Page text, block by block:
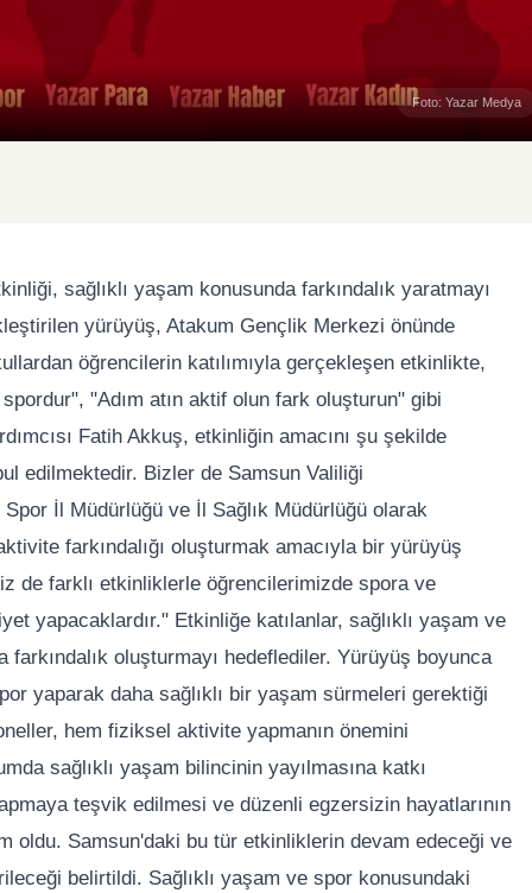
Foto: Yazar Medya
sağlıklı yaşam konusunda farkındalık yaratmayı
yürüyüş, Atakum Gençlik Merkezi önünde
öğrencilerin katılımıyla gerçekleşen etkinlikte,
"Adım atın aktif olun fark oluşturun" gibi
Fatih Akkuş, etkinliğin amacını şu şekilde
edilmektedir. Bizler de Samsun Valiliği
İl Müdürlüğü ve İl Sağlık Müdürlüğü olarak
farkındalığı oluşturmak amacıyla bir yürüyüş
de farklı etkinliklerle öğrencilerimizde spora ve
yapacaklardır." Etkinliğe katılanlar, sağlıklı yaşam ve
oluşturmayı hedeflediler. Yürüyüş boyunca
yaparak daha sağlıklı bir yaşam sürmeleri gerektiği
hem fiziksel aktivite yapmanın önemini
sağlıklı yaşam bilincinin yayılmasına katkı
teşvik edilmesi ve düzenli egzersizin hayatlarının
oldu. Samsun'daki bu tür etkinliklerin devam edeceği ve
belirtildi. Sağlıklı yaşam ve spor konusundaki